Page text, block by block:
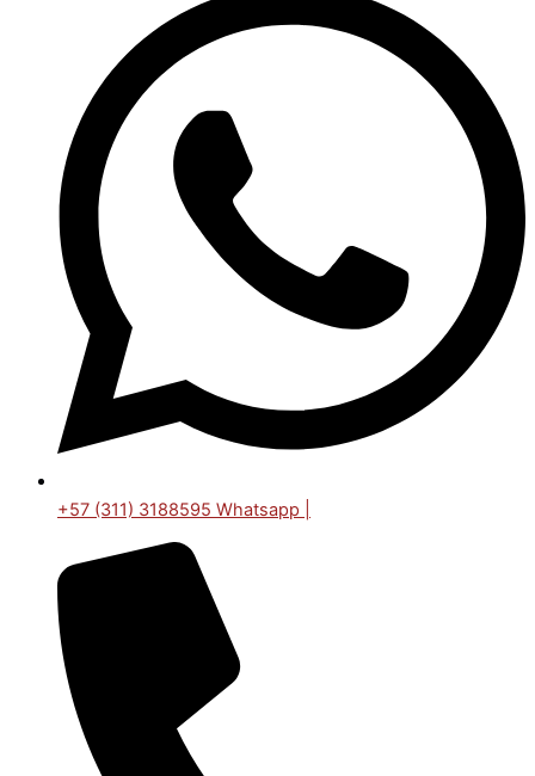
+57 (311) 3188595 Whatsapp |